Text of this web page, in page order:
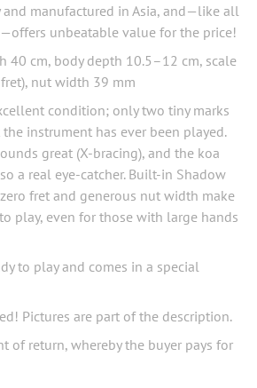
and manufactured in Asia, and—like all
unbeatable value for the price!
40 cm, body depth 10.5–12 cm, scale
nut width 39 mm
condition; only two tiny marks
instrument has ever been played.
great (X-bracing), and the koa
a real eye-catcher. Built-in Shadow
fret and generous nut width make
play, even for those with large hands
to play and comes in a special
Pictures are part of the description.
of return, whereby the buyer pays for